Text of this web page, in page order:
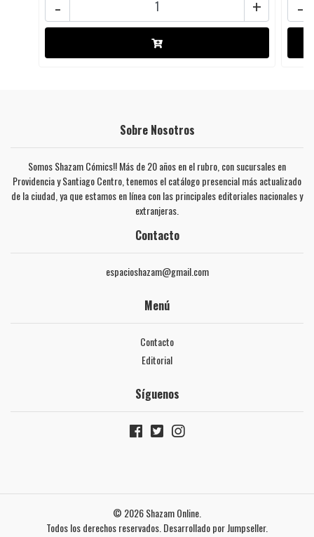
Sobre Nosotros
Somos Shazam Cómics!! Más de 20 años en el rubro, con sucursales en
Providencia y Santiago Centro, tenemos el catálogo presencial más actualizado
de la ciudad, ya que estamos en línea con las principales editoriales nacionales y
extranjeras.
Contacto
espacioshazam@gmail.com
Menú
Contacto
Editorial
Síguenos
© 2026 Shazam Online.
Todos los derechos reservados. Desarrollado por Jumpseller.